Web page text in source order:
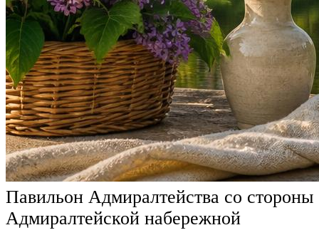
Павильон Адмиралтейства со стороны
Адмиралтейской набережной